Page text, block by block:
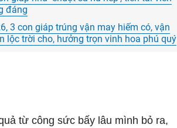
đáng
3 con giáp trúng vận may hiếm có, vận
lộc trời cho, hưởng trọn vinh hoa phú quý
từ công sức bấy lâu mình bỏ ra,